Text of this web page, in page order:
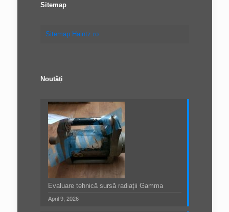
Sitemap
Sitemap Haintz.ro
Noutăți
Evaluare tehnică sursă radiații Gamma
April 9, 2026